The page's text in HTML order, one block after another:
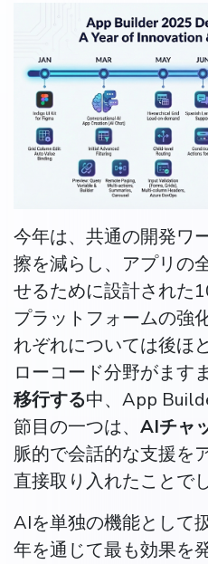
今年は、共通の開発ワ
擦を減らし、アプリの
せるために設計された
プラットフォームの強
れぞれについては後ほ
ローコード分野がます
移行する中、App
節目の一つは、 AIチャ
脈的で会話的な支援を
直接取り入れたことでし
AIを単独の機能として
年を通じて最も効果を